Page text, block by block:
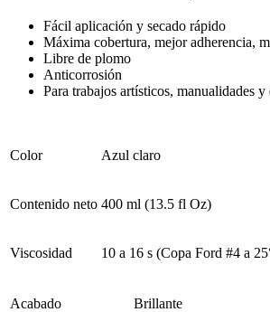
Fácil aplicación y secado rápido
Máxima cobertura, mejor adherencia,
Libre de plomo
Anticorrosión
Para trabajos artísticos, manualidades
Color Azul claro
Contenido neto 400 ml (13.5 fl Oz)
Viscosidad 10 a 16 s (Copa Ford #4 a
Acabado Brillante